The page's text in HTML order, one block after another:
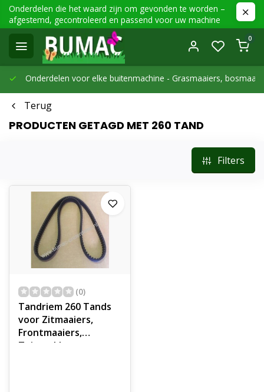
Onderdelen die het waard zijn om gevonden te worden –
afgestemd, gecontroleerd en passend voor uw machine
0
Onderdelen voor elke buitenmachine - Grasmaaiers,
Terug
PRODUCTEN GETAGD MET 260 TAND
Filters
(0)
Tandriem 260 Tands
voor Zitmaaiers,
Frontmaaiers,
Tuintrekkers,